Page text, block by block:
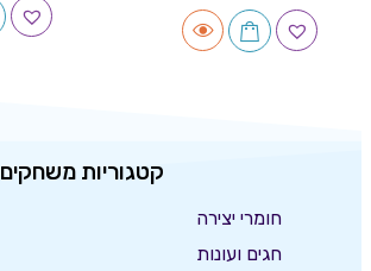
קטגוריות משחקים
חומרי יצירה
חגים ועונות